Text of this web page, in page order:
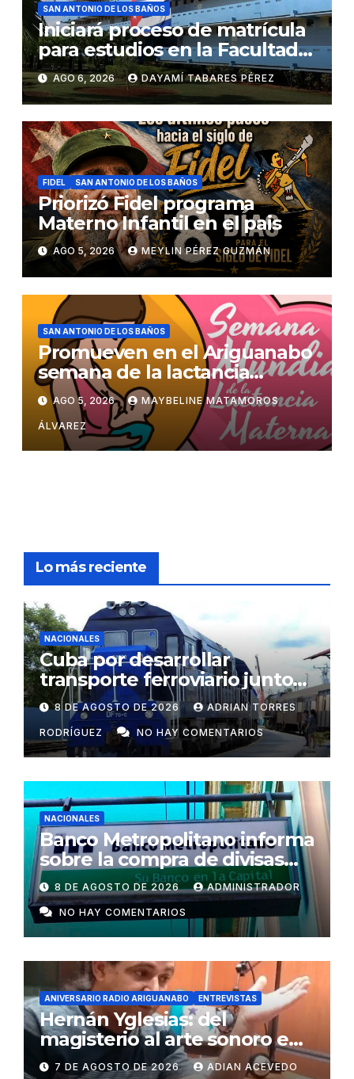
SAN ANTONIO DE LOS BAÑOS
Iniciará proceso de matrícula
para estudios en la Facultad
de Ciencias Médicas
AGO 6, 2026 DAYAMÍ TABARES PÉREZ
FIDEL SAN ANTONIO DE LOS BAÑOS
Priorizó Fidel programa
Materno Infantil en el pais
AGO 5, 2026 MEYLIN PÉREZ GUZMÁN
SAN ANTONIO DE LOS BAÑOS
Promueven en el Ariguanabo
semana de la lactancia
materna
AGO 5, 2026 MAYBELINE MATAMOROS
ÁLVAREZ
Lo más reciente
NACIONALES
Cuba por desarrollar
transporte ferroviario junto
con Rusia
8 DE AGOSTO DE 2026 ADRIAN TORRES
RODRÍGUEZ NO HAY COMENTARIOS
NACIONALES
Banco Metropolitano informa
sobre la compra de divisas
para cooperativas y mipymes
privadas en Cuba
8 DE AGOSTO DE 2026 ADMINISTRADOR
NO HAY COMENTARIOS
ANIVERSARIO RADIO ARIGUANABO ENTREVISTAS
Hernán Yglesias: del
magisterio al arte sonoro en
Radio Ariguanabo
7 DE AGOSTO DE 2026 ADIAN ACEVEDO